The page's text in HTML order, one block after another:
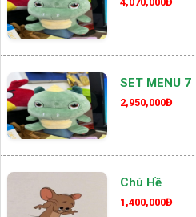
SET MENU 7
2,950,000Đ
Chú Hề
1,400,000Đ